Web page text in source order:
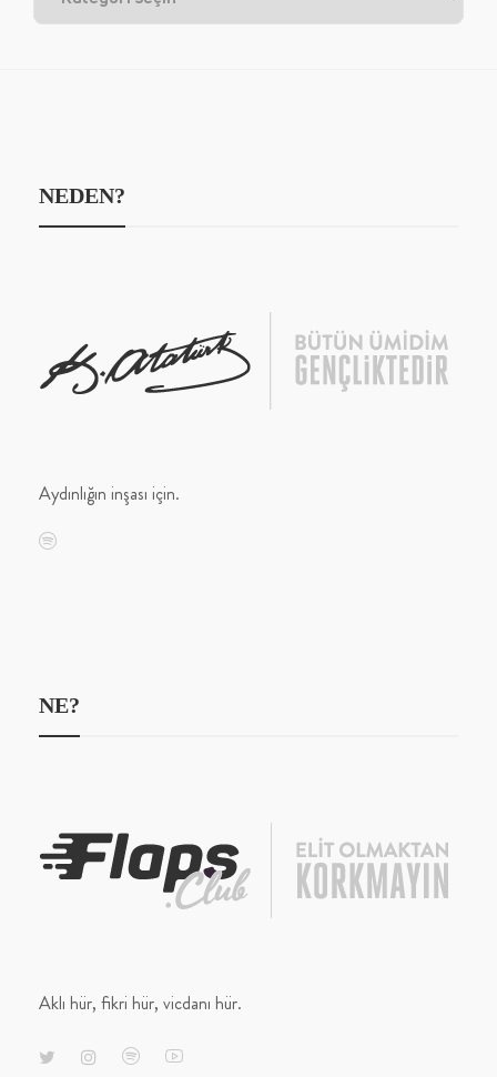
NEDEN?
Aydınlığın inşası için.
NE?
Aklı hür, fikri hür, vicdanı hür.